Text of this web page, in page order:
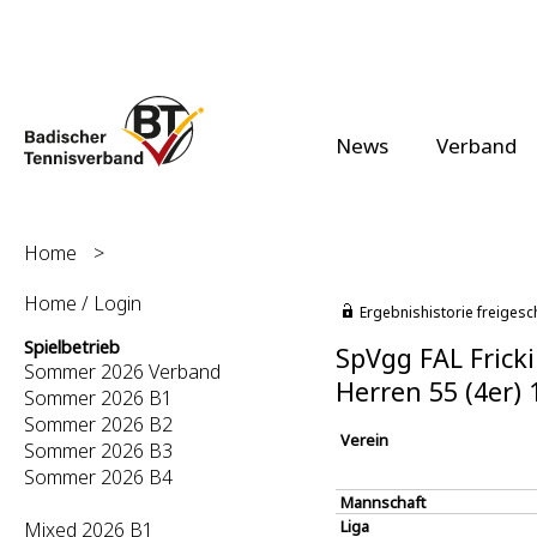
News Verband
Home
>
Home / Login
Spielbetrieb
Sommer 2026 Verband
Sommer 2026 B1
Sommer 2026 B2
Sommer 2026 B3
Sommer 2026 B4
Mixed 2026 B1
Ergebnishistorie
SpVgg FAL
Herren 55 (4er)
Verein
Mannschaft
Liga